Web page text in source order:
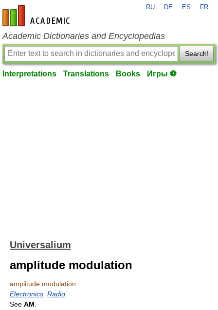
en-academic.com
RU DE ES FR
Academic Dictionaries and Encyclopedias
Search!
Interpretations Translations Books Игры ⚽
Universalium
amplitude modulation
amplitude modulation
Electronics Radio
See AM